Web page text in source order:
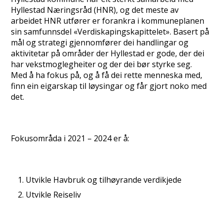
Hyllestad Næringsråd (HNR), og det meste av
arbeidet HNR utfører er forankra i kommuneplanen
sin samfunnsdel «Verdiskapingskapittelet». Basert på
mål og strategi gjennomfører dei handlingar og
aktivitetar på områder der Hyllestad er gode, der dei
har vekstmoglegheiter og der dei bør styrke seg.
Med å ha fokus på, og å få dei rette menneska med,
finn ein eigarskap til løysingar og får gjort noko med
det.
Fokusområda i 2021 – 2024 er å:
Utvikle Havbruk og tilhøyrande verdikjede
Utvikle Reiseliv